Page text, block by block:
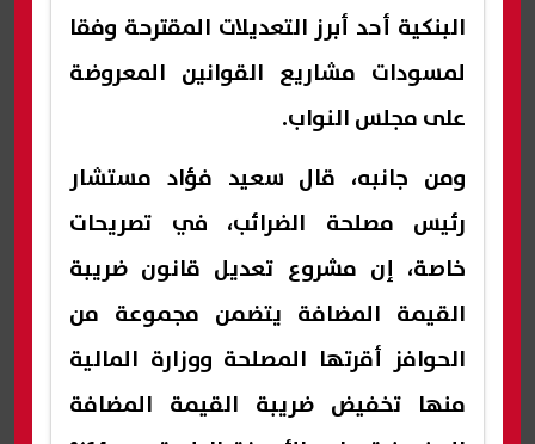
البنكية أحد أبرز التعديلات المقترحة وفقا
لمسودات مشاريع القوانين المعروضة
على مجلس النواب.
ومن جانبه، قال سعيد فؤاد مستشار
رئيس مصلحة الضرائب، في تصريحات
خاصة، إن مشروع تعديل قانون ضريبة
القيمة المضافة يتضمن مجموعة من
الحوافز أقرتها المصلحة ووزارة المالية
منها تخفيض ضريبة القيمة المضافة